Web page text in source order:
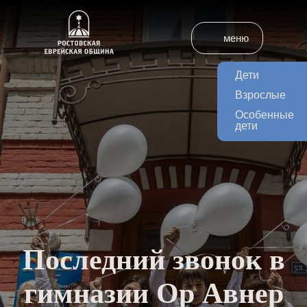
меню
Дети
Взрослые
Особенные
дети
Последний звонок в
гимназии Ор Авнер